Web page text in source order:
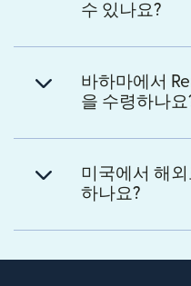
수 있나요?
바하마에서
을 수령하나요
미국에서 해
하나요?